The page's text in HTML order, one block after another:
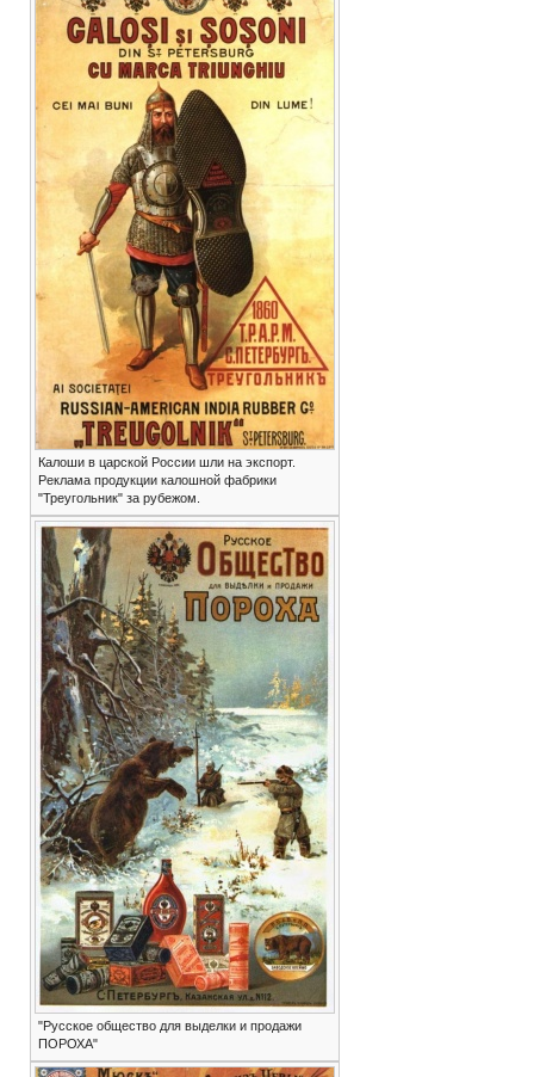
Калоши в царской России шли на экспорт.
Реклама продукции калошной фабрики
"Треугольник" за рубежом.
"Русское общество для выделки и продажи
ПОРОХА"